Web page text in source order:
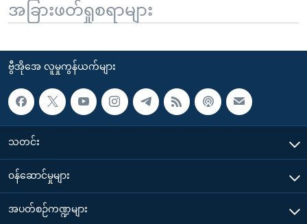
အခြားဖတ်ရှုစရာများ
ဗွီအိုအေ လူမှုကွန်ယက်များ
သတင်း
၀န်ဆောင်မှုများ
အပတ်စဉ်ကဏ္ဍများ